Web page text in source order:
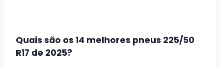
Quais são os 14 melhores pneus 225/50
R17 de 2025?